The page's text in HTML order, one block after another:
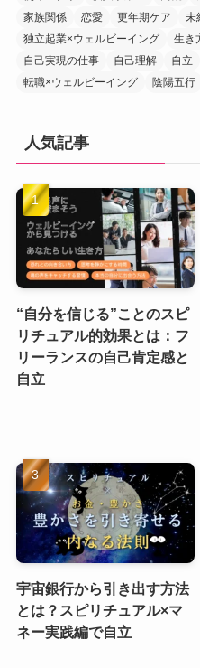
家族関係
恋愛 更年期ケア 未
独立起業×ウェルビーイング
生き
自己実現の仕事
自己理解 自立
転職×ウェルビーイング
陰陽五行
人気記事
“自分を信じる”ことのスピ
リチュアル的効果とは：フ
リーランスの自己肯定感と
自立
宇宙銀行から引き出す方法
とは？スピリチュアル×マ
ネー実践編で自立